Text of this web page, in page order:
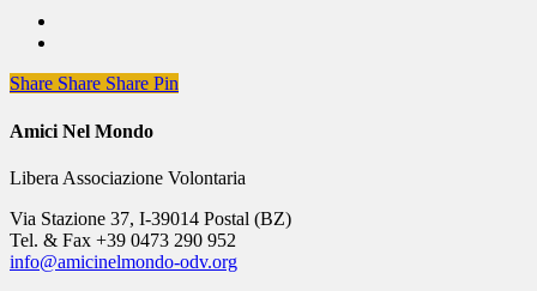
Share
Share Share Share Pin
Amici Nel Mondo
Libera Associazione Volontaria
Via Stazione 37, I-39014 Postal (BZ)
Tel. & Fax +39 0473 290 952
info@amicinelmondo-odv.org